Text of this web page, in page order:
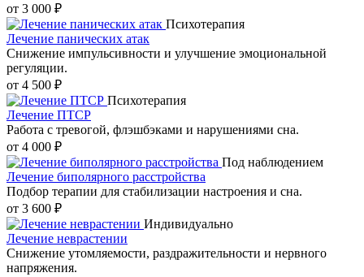
от 3 000 ₽
Психотерапия
Лечение панических атак
Снижение импульсивности и улучшение эмоциональной
регуляции.
от 4 500 ₽
Психотерапия
Лечение ПТСР
Работа с тревогой, флэшбэками и нарушениями сна.
от 4 000 ₽
Под наблюдением
Лечение биполярного расстройства
Подбор терапии для стабилизации настроения и сна.
от 3 600 ₽
Индивидуально
Лечение неврастении
Снижение утомляемости, раздражительности и нервного
напряжения.